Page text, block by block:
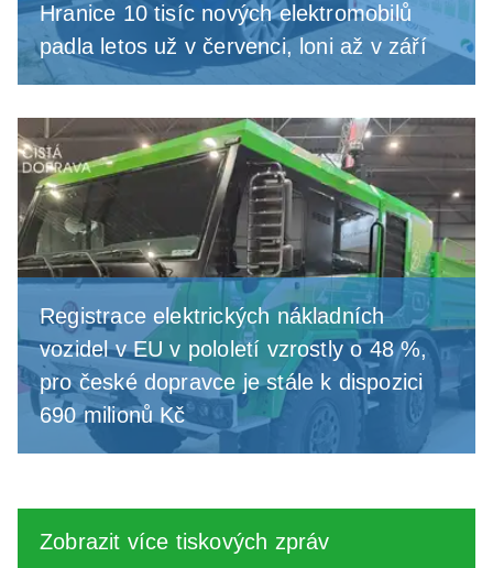
Hranice 10 tisíc nových elektromobilů
padla letos už v červenci, loni až v září
Registrace elektrických nákladních
vozidel v EU v pololetí vzrostly o 48 %,
pro české dopravce je stále k dispozici
690 milionů Kč
Zobrazit více tiskových zpráv